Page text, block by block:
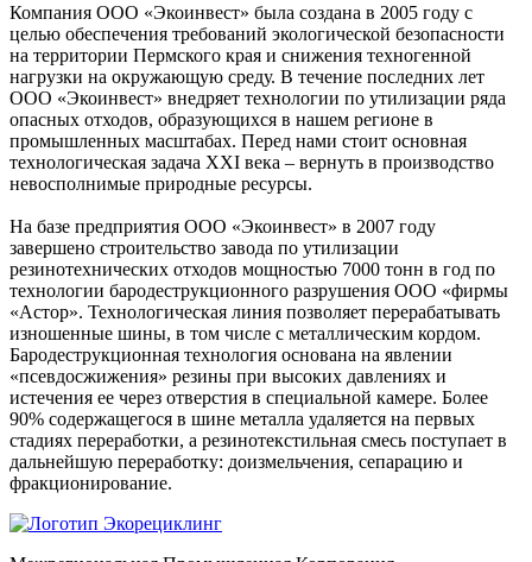
Компания ООО «Экоинвест» была создана в 2005 году с
целью обеспечения требований экологической безопасности
на территории Пермского края и снижения техногенной
нагрузки на окружающую среду. В течение последних лет
ООО «Экоинвест» внедряет технологии по утилизации ряда
опасных отходов, образующихся в нашем регионе в
промышленных масштабах. Перед нами стоит основная
технологическая задача XXI века – вернуть в производство
невосполнимые природные ресурсы.
На базе предприятия ООО «Экоинвест» в 2007 году
завершено строительство завода по утилизации
резинотехнических отходов мощностью 7000 тонн в год по
технологии бародеструкционного разрушения ООО «фирмы
«Астор». Технологическая линия позволяет перерабатывать
изношенные шины, в том числе с металлическим кордом.
Бародеструкционная технология основана на явлении
«псевдосжижения» резины при высоких давлениях и
истечения ее через отверстия в специальной камере. Более
90% содержащегося в шине металла удаляется на первых
стадиях переработки, а резинотекстильная смесь поступает в
дальнейшую переработку: доизмельчения, сепарацию и
фракционирование.